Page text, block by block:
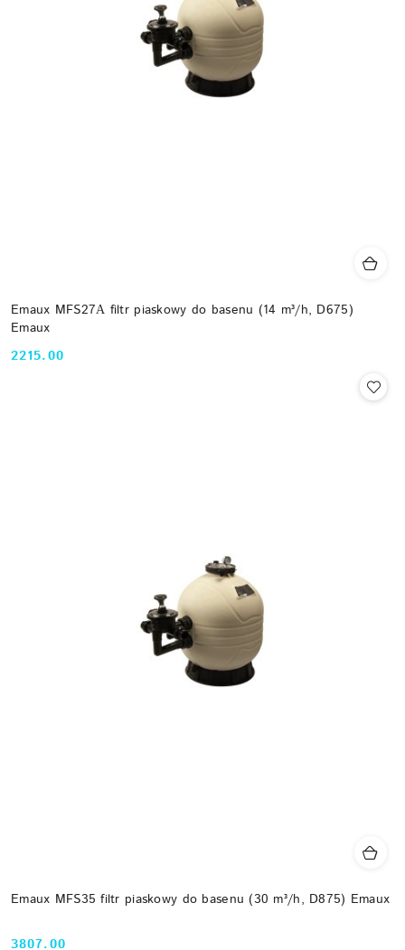
Emaux MFS27А filtr piaskowy do basenu (14 m³/h, D675)
Emaux
Cena:
2215.00
Emaux MFS35 filtr piaskowy do basenu (30 m³/h, D875) Emaux
3807.00